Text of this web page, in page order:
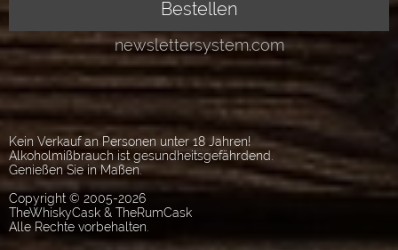
Kein Verkauf an Personen unter 18 Jahren!
Alkoholmißbrauch ist gesundheitsgefährdend.
Genießen Sie in Maßen.
Copyright © 2005-2026
TheWhiskyCask & TheRumCask
Alle Rechte vorbehalten.